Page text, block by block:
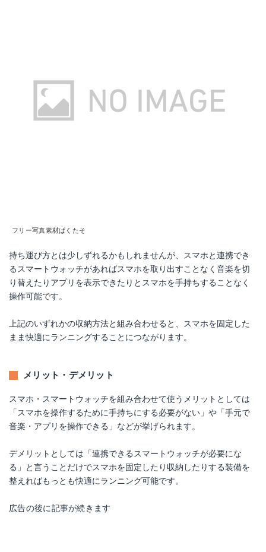
フリー写真素材ぱくたそ
持ち運び方とは少しずれるかもしれませんが、スマホと連携でき
るスマートウォッチがあればスマホを取り出すことなく音楽を切
り替えたりアプリを表示できたりとスマホを手持ちすることなく
操作可能です。
上記のいずれかの収納方法と組み合わせると、スマホを固定した
まま快適にランニングすることにつながります。
メリット・デメリット
スマホ・スマートウォッチを組み合わせて使うメリットとしては
「スマホを操作するために手持ちにする必要がない」や「手元で
音楽・アプリを操作できる」などが挙げられます。
デメリットとしては「連携できるスマートウォッチが必要にな
る」と言うことだけでスマホを固定したり収納したりする装備を
整えればもっとも快適にランニング可能です。
広告の後に記事が続きます